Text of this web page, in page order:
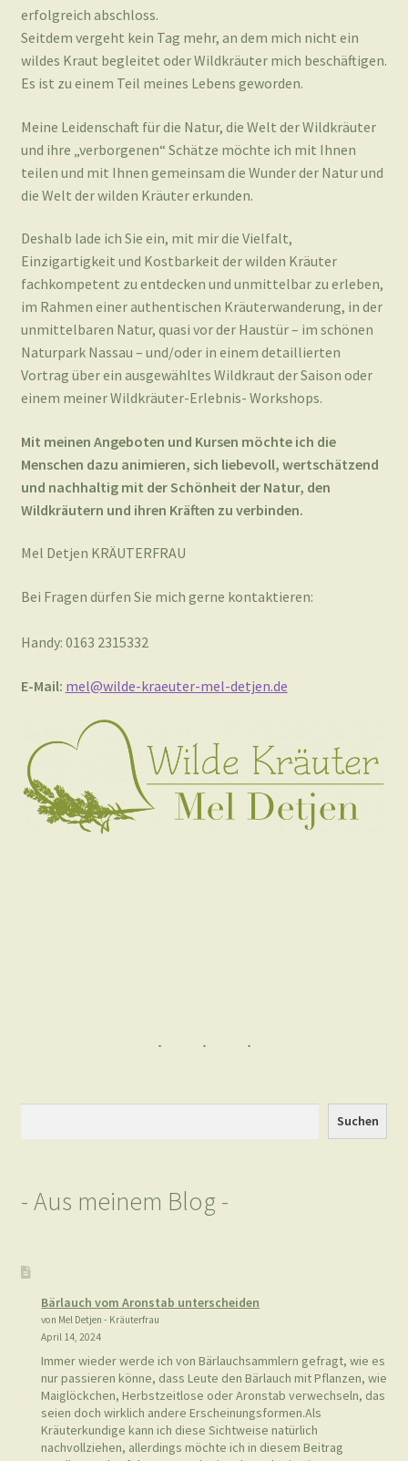
erfolgreich abschloss.
Seitdem vergeht kein Tag mehr, an dem mich nicht ein
wildes Kraut begleitet oder Wildkräuter mich beschäftigen.
Es ist zu einem Teil meines Lebens geworden.
Meine Leidenschaft für die Natur, die Welt der Wildkräuter
und ihre „verborgenen“ Schätze möchte ich mit Ihnen
teilen und mit Ihnen gemeinsam die Wunder der Natur und
die Welt der wilden Kräuter erkunden.
Deshalb lade ich Sie ein, mit mir die Vielfalt,
Einzigartigkeit und Kostbarkeit der wilden Kräuter
fachkompetent zu entdecken und unmittelbar zu erleben,
im Rahmen einer authentischen Kräuterwanderung, in der
unmittelbaren Natur, quasi vor der Haustür – im schönen
Naturpark Nassau – und/oder in einem detaillierten
Vortrag über ein ausgewähltes Wildkraut der Saison oder
einem meiner Wildkräuter-Erlebnis- Workshops.
Mit meinen Angeboten und Kursen möchte ich die
Menschen dazu animieren, sich liebevoll, wertschätzend
und nachhaltig mit der Schönheit der Natur, den
Wildkräutern und ihren Kräften zu verbinden.
Mel Detjen KRÄUTERFRAU
Bei Fragen dürfen Sie mich gerne kontaktieren:
Handy: 0163 2315332
E-Mail: mel@wilde-kraeuter-mel-detjen.de
Suchen
- Aus meinem Blog -
Bärlauch vom Aronstab unterscheiden
von Mel Detjen - Kräuterfrau
April 14, 2024
Immer wieder werde ich von Bärlauchsammlern gefragt, wie es
nur passieren könne, dass Leute den Bärlauch mit Pflanzen, wie
Maiglöckchen, Herbstzeitlose oder Aronstab verwechseln, das
seien doch wirklich andere Erscheinungsformen.Als
Kräuterkundige kann ich diese Sichtweise natürlich
nachvollziehen, allerdings möchte ich in diesem Beitrag